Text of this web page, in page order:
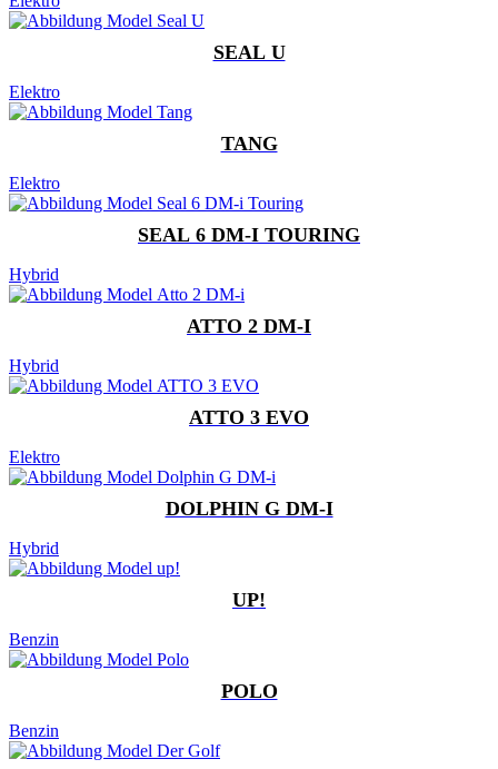
SEAL U
Elektro
TANG
Elektro
SEAL 6 DM-I TOURING
Hybrid
ATTO 2 DM-I
Hybrid
ATTO 3 EVO
Elektro
DOLPHIN G DM-I
Hybrid
UP!
Benzin
POLO
Benzin